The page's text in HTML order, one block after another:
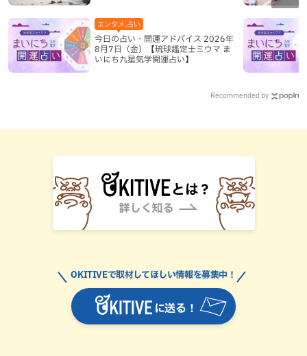
今日の占い・開運アドバイス 2026年
8月7日（金）【琉球鑑定士ミウマ ま
いにち九星気学開運占い】
エンタメ,占い
Recommended by
に送る！
OKITIVEで取材してほしい情報を募集中！